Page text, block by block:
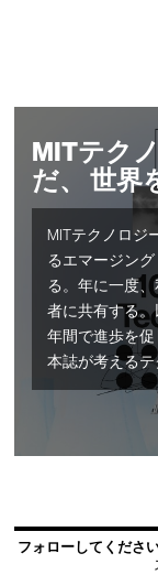
MITテク
だ、 世界
MITテクノロジ
るエマージン
る。年に一度
者に共有する
年間で進歩を
本誌が考えるテ
フォローしてくださ